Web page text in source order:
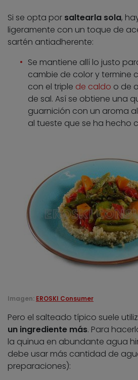
Si se opta por saltearla sola,
ligeramente con un toque de
sartén antiadherente:
Se mantiene allí lo justo
cambie de color y termine
con el triple de caldo o de
de sal. Así se obtiene una
guarnición con un aroma
al tueste que se ha hecho
Imagen: EROSKI Consumer
Pero el salteado típico suele
un ingrediente más. Para
la quinua en abundante agua
debe usar más cantidad de
preparaciones):